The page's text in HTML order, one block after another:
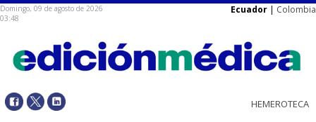
Domingo, 09 de agosto de 2026
03:48
Ecuador | Colombia